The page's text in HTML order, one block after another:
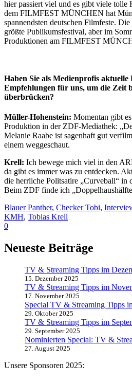
hier passiert viel und es gibt viele
dem FILMFEST MÜNCHEN hat
spannendsten deutschen Filmfeste.
größte Publikumsfestival, aber im
Produktionen am FILMFEST
Haben Sie als Medienprofis
Empfehlungen für uns, um die Zeit
überbrücken?
Müller-Hohenstein: Momentan gibt
Produktion in der ZDF-Mediathek:
Melanie Raabe ist sagenhaft gut
einem weggeschaut.
Krell: Ich bewege mich viel in den
da gibt es immer was zu entdecken.
die herrliche Politsatire „Curveball“ in
Beim ZDF finde ich
Blauer Panther, Checker Tobi,
KMH, Tobias Krell
0
Neueste Beiträge
TV & Streaming Tipps im
15. Dezember 2025
TV & Streaming Tipps im
17. November 2025
Special TV & Streaming Tipps
29. Oktober 2025
TV & Streaming Tipps im
29. September 2025
Nominierten Special: TV &
27. August 2025
Unsere Sponsoren 2025: